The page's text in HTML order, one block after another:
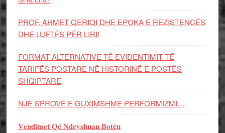
PROF. AHMET QERIQI DHE EPOKA E REZISTENCЁS
DHE LUFTЁS PЁR LIRI!
FORMAT ALTERNATIVE TË EVIDENTIMIT TË
TARIFËS POSTARE NË HISTORINË E POSTËS
SHQIPTARE
NJË SPROVË E GUXIMSHME PERFORMIZMI…
𝐕𝐞𝐧𝐝𝐢𝐦𝐞𝐭 𝐐𝐞̈ 𝐍𝐝𝐫𝐲𝐬𝐡𝐮𝐚𝐧 𝐁𝐨𝐭𝐞̈𝐧